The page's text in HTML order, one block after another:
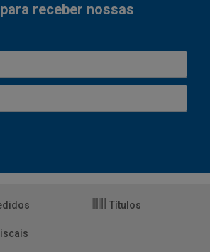
receber nossas
Títulos